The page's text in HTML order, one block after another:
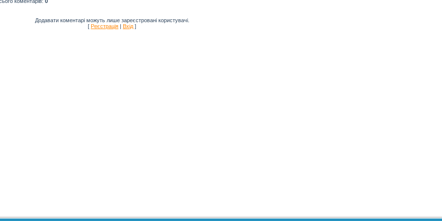
Додавати коментарі можуть лише зареєстровані користувачі.
[ Реєстрація | Вхід ]